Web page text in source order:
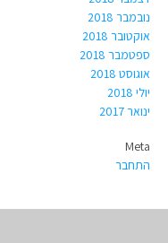
נובמבר 2018
אוקטובר 2018
ספטמבר 2018
אוגוסט 2018
יולי 2018
ינואר 2017
Meta
התחבר